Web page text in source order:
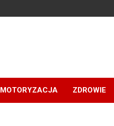
MOTORYZACJA ZDROWIE